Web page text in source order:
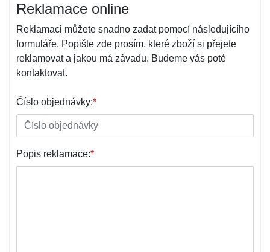
Reklamace online
Reklamaci můžete snadno zadat pomocí následujícího
formuláře. Popište zde prosím, které zboží si přejete
reklamovat a jakou má závadu. Budeme vás poté
kontaktovat.
Číslo objednávky:*
Popis reklamace:*